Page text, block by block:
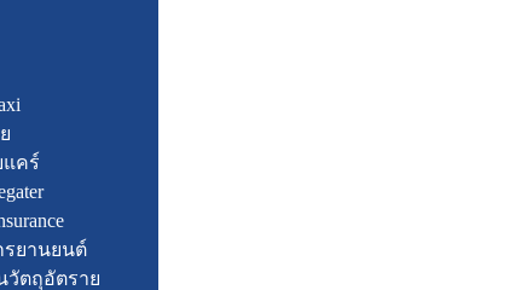
แคร์
รยานยนต์
วัตถุอัตราย